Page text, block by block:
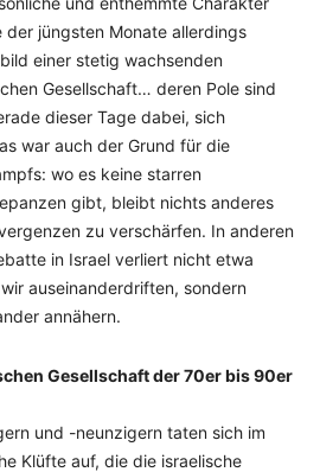
jüngsten Monate allerdings
einer stetig wachsenden
Gesellschaft… deren Pole sind
dieser Tage dabei, sich
war auch der Grund für die
wo es keine starren
gibt, bleibt nichts anderes
zu verschärfen. In anderen
in Israel verliert nicht etwa
auseinanderdriften, sondern
annähern.
Gesellschaft der 70er bis 90er
und -neunzigern taten sich im
Klüfte auf, die die israelische